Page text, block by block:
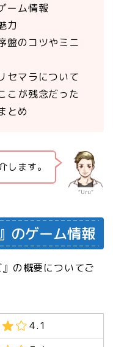
ーム情報
力
盤のコツやミニ
セマラについて
こが残念だった
とめ
“Uru”
します。
のゲーム情報
の概要についてご
4.1